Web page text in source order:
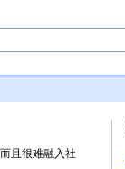
且很难融入社